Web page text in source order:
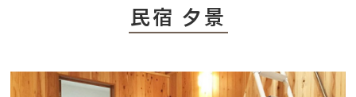
民宿 夕景